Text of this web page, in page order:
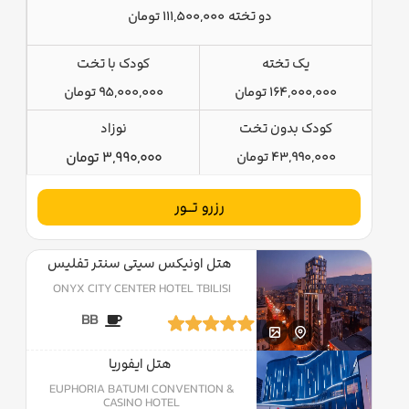
دو تخته 111,500,000 تومان
یک تخته
164,000,000 تومان
کودک با تخت
95,000,000 تومان
کودک بدون تخت
43,990,000 تومان
نوزاد
3,990,000 تومان
رزرو تــور
هتل اونیکس سیتی سنتر تفلیس
ONYX CITY CENTER HOTEL TBILISI
BB
هتل ایفوریا
EUPHORIA BATUMI CONVENTION &
CASINO HOTEL